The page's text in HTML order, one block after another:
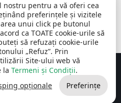
drepturile rezervate
Relații Publice SRL
nostru pentru a vă oferi cea
preferințele și vizitele
unui click pe butonul
ca TOATE cookie-urile să
să refuzați cookie-urile
„Refuz”. Prin
Site-ului web vă
la Termeni și Condiții.
opționale Preferințe